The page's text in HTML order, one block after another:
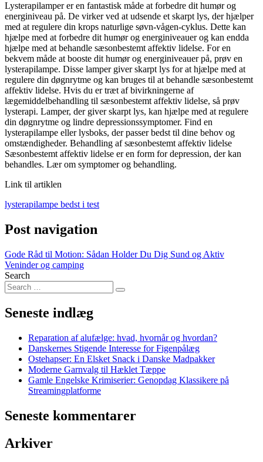
Lysterapilamper er en fantastisk måde at forbedre dit humør og
energiniveau på. De virker ved at udsende et skarpt lys, der hjælper
med at regulere din krops naturlige søvn-vågen-cyklus. Dette kan
hjælpe med at forbedre dit humør og energiniveauer og kan endda
hjælpe med at behandle sæsonbestemt affektiv lidelse. For en
bekvem måde at booste dit humør og energiniveauer på, prøv en
lysterapilampe. Disse lamper giver skarpt lys for at hjælpe med at
regulere din døgnrytme og kan bruges til at behandle sæsonbestemt
affektiv lidelse. Hvis du er træt af bivirkningerne af
lægemiddelbehandling til sæsonbestemt affektiv lidelse, så prøv
lysterapi. Lamper, der giver skarpt lys, kan hjælpe med at regulere
din døgnrytme og lindre depressionssymptomer. Find en
lysterapilampe eller lysboks, der passer bedst til dine behov og
omstændigheder. Behandling af sæsonbestemt affektiv lidelse
Sæsonbestemt affektiv lidelse er en form for depression, der kan
behandles. Lær om symptomer og behandling.
Link til artiklen
lysterapilampe bedst i test
Post navigation
Gode Råd til Motion: Sådan Holder Du Dig Sund og Aktiv
Veninder og camping
Search
Seneste indlæg
Reparation af alufælge: hvad, hvornår og hvordan?
Danskernes Stigende Interesse for Figenpålæg
Ostehapser: En Elsket Snack i Danske Madpakker
Moderne Garnvalg til Hæklet Tæppe
Gamle Engelske Krimiserier: Genopdag Klassikere på
Streamingplatforme
Seneste kommentarer
Arkiver